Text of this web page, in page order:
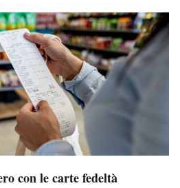
con le carte fedeltà